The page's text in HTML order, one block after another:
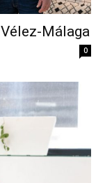
Málaga
0